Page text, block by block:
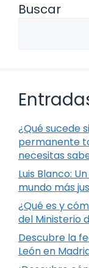
Buscar
¿Qué sucede
permanente
necesitas
Luis Blanco:
mundo más
¿Qué es y
del Ministerio
Descubre la
León en